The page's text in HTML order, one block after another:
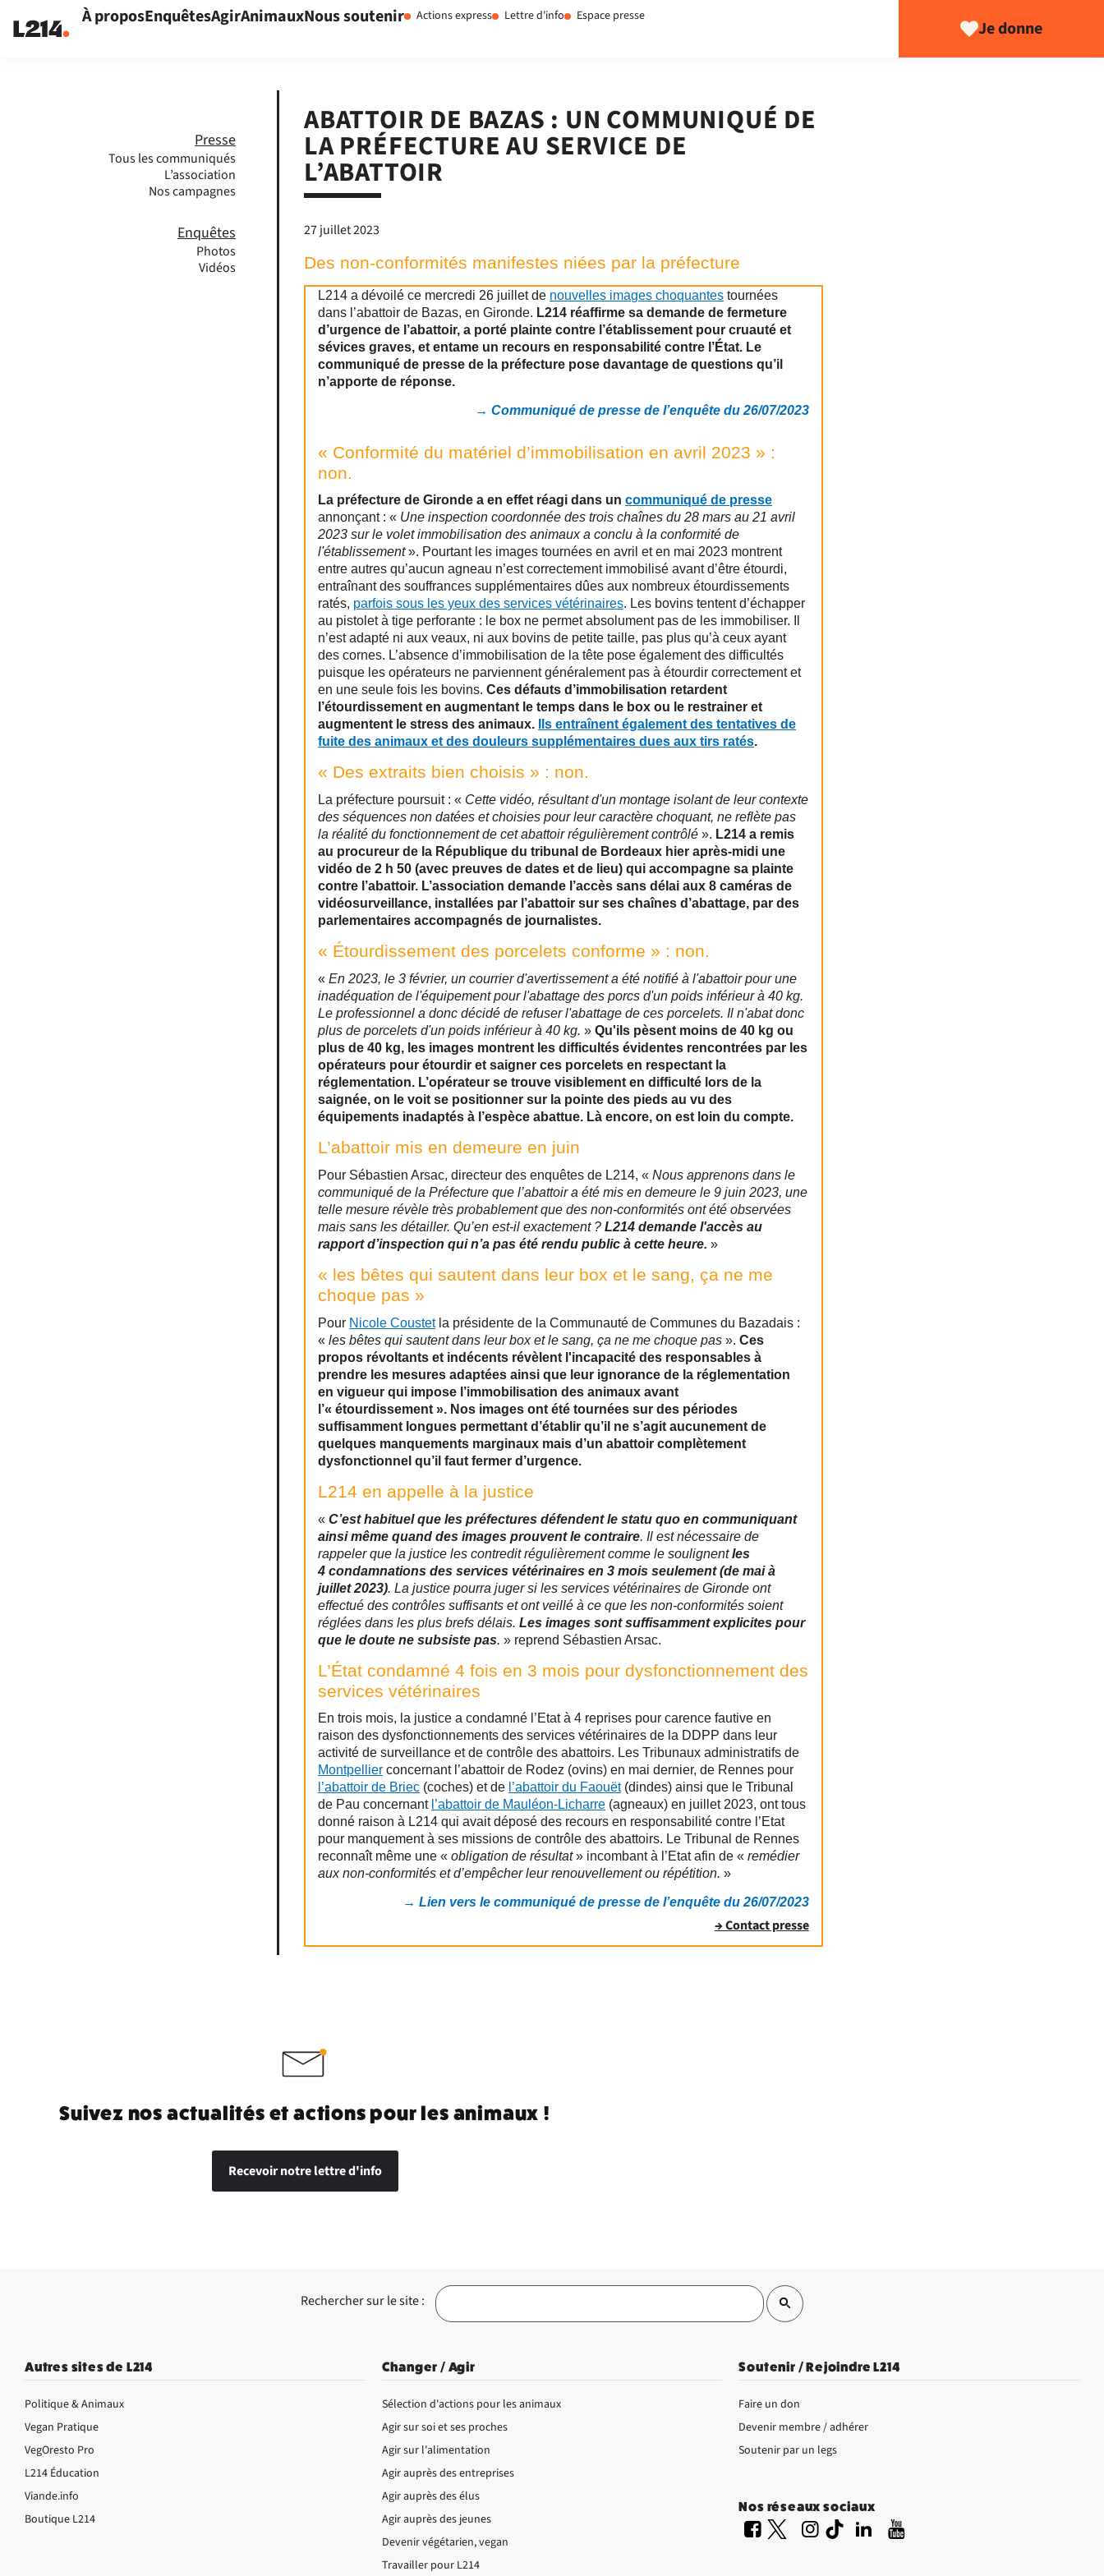
À proposEnquêtesAgirAnimauxNous soutenir Actions express Lettre d'info Espace presse
Je donne
Presse
Tous les communiqués
L’association
Nos campagnes
Enquêtes
Photos
Vidéos
ABATTOIR DE BAZAS : UN COMMUNIQUÉ DE
LA PRÉFECTURE AU SERVICE DE
L’ABATTOIR
27 juillet 2023
Des non-conformités manifestes niées par la préfecture
L214 a dévoilé ce mercredi 26 juillet de nouvelles images choquantes tournées
dans l’abattoir de Bazas, en Gironde. L214 réaffirme sa demande de fermeture
d’urgence de l’abattoir, a porté plainte contre l’établissement pour cruauté et
sévices graves, et entame un recours en responsabilité contre l’État. Le
communiqué de presse de la préfecture pose davantage de questions qu’il
n’apporte de réponse.
→ Communiqué de presse de l’enquête du 26/07/2023
« Conformité du matériel d’immobilisation en avril 2023 » :
non.
La préfecture de Gironde a en effet réagi dans uncommuniqué de presse
annonçant : « Une inspection coordonnée des trois chaînes du 28 mars au 21 avril
2023 sur le volet immobilisation des animaux a conclu à la conformité de
l'établissement». Pourtant les images tournées en avril et en mai 2023 montrent
entre autres qu’aucun agneau n’est correctement immobilisé avant d’être étourdi,
entraînant des souffrances supplémentaires dûes aux nombreux étourdissements
ratés, parfois sous les yeux des services vétérinaires. Les bovins tentent d’échapper
au pistolet à tige perforante : le box ne permet absolument pas de les immobiliser. Il
n’est adapté ni aux veaux, ni aux bovins de petite taille, pas plus qu’à ceux ayant
des cornes. L’absence d’immobilisation de la tête pose également des difficultés
puisque les opérateurs ne parviennent généralement pas à étourdir correctement et
en une seule fois les bovins.Ces défauts d’immobilisation retardent
l’étourdissement en augmentant le temps dans le box ou le restrainer et
augmentent le stress des animaux.
Ils entraînent également des tentatives de
fuite des animaux et des douleurs supplémentaires dues aux tirs ratés.
« Des extraits bien choisis » : non.
La préfecture poursuit : « Cette vidéo, résultant d'un montage isolant de leur contexte
des séquences non datées et choisies pour leur caractère choquant, ne reflète pas
la réalité du fonctionnement de cet abattoir régulièrement contrôlé ». L214 a remis
au procureur de la République du tribunal de Bordeaux hier après-midi une
vidéo de 2 h 50 (avec preuves de dates et de lieu) qui accompagne sa plainte
contre l’abattoir. L’association demande l’accès sans délai aux 8 caméras de
vidéosurveillance, installées par l’abattoir sur ses chaînes d’abattage, par des
parlementaires accompagnés de journalistes.
« Étourdissement des porcelets conforme » : non.
«En 2023, le 3 février, un courrier d'avertissement a été notifié à l'abattoir pour une
inadéquation de l'équipement pour l'abattage des porcs d'un poids inférieur à 40 kg.
Le professionnel a donc décidé de refuser l'abattage de ces porcelets. Il n'abat donc
plus de porcelets d'un poids inférieur à 40 kg.»Qu'ils pèsent moins de 40 kg ou
plus de 40 kg, les images montrent les difficultés évidentes rencontrées par les
opérateurs pour étourdir et saigner ces porcelets en respectant la
réglementation. L’opérateur se trouve visiblement en difficulté lors de la
saignée, on le voit se positionner sur la pointe des pieds au vu des
équipements inadaptés à l’espèce abattue. Là encore, on est loin du compte.
L’abattoir mis en demeure en juin
Pour Sébastien Arsac, directeur des enquêtes de L214, « Nous apprenons dans le
communiqué de la Préfecture que l’abattoir a été mis en demeure le 9 juin 2023, une
telle mesure révèle très probablement que des non-conformités ont été observées
mais sans les détailler. Qu’en est-il exactement ?L214 demande l'accès au
rapport d’inspection qui n’a pas été rendu public à cette heure. »
« les bêtes qui sautent dans leur box et le sang, ça ne me
choque pas »
Pour Nicole Coustetla présidente de la Communauté de Communes du Bazadais :
«les bêtes qui sautent dans leur box et le sang, ça ne me choque pas».Ces
propos révoltants et indécents révèlent l'incapacité des responsables à
prendre les mesures adaptées ainsi que leur ignorance de la réglementation
en vigueur qui impose l’immobilisation des animaux avant
l’« étourdissement ». Nos images ont été tournées sur des périodes
suffisamment longues permettant d’établir qu’il ne s’agit aucunement de
quelques manquements marginaux mais d’un abattoir complètement
dysfonctionnel qu’il faut fermer d’urgence.
L214 en appelle à la justice
«C’est habituel que les préfectures défendent le statu quo en communiquant
ainsi même quand des images prouvent le contraire. Il est nécessaire de
rappeler que la justice les contredit régulièrement comme le soulignentles
4 condamnations des services vétérinaires en 3 mois seulement (de mai à
juillet 2023). La justice pourra juger si les services vétérinaires de Gironde ont
effectué des contrôles suffisants et ont veillé à ce que les non-conformités soient
réglées dans les plus brefs délais.Les images sont suffisamment explicites pour
que le doute ne subsiste pas.» reprend Sébastien Arsac.
L’État condamné 4 fois en 3 mois pour dysfonctionnement des
services vétérinaires
En trois mois, la justice a condamné l’Etat à 4 reprises pour carence fautive en
raison des dysfonctionnements des services vétérinaires de la DDPP dans leur
activité de surveillance et de contrôle des abattoirs. Les Tribunaux administratifs de
Montpellier concernant l’abattoir de Rodez (ovins) en mai dernier, de Rennes pour
l’abattoir de Briec (coches) et de l’abattoir du Faouët(dindes) ainsi que le Tribunal
de Pau concernant l’abattoir de Mauléon-Licharre (agneaux) en juillet 2023, ont tous
donné raison à L214 qui avait déposé des recours en responsabilité contre l’Etat
pour manquement à ses missions de contrôle des abattoirs. Le Tribunal de Rennes
reconnaît même une «obligation de résultat» incombant à l’Etat afin de «remédier
aux non-conformités et d’empêcher leur renouvellement ou répétition. »
→ Lien vers le communiqué de presse de l’enquête du 26/07/2023
→ Contact presse
Suivez nos actualités et actions pour les animaux !
Recevoir notre lettre d'info
Rechercher sur le site :
Autres sites de L214
Politique & Animaux
Vegan Pratique
VegOresto Pro
L214 Éducation
Viande.info
Boutique L214
Changer / Agir
Sélection d'actions pour les animaux
Agir sur soi et ses proches
Agir sur l'alimentation
Agir auprès des entreprises
Agir auprès des élus
Agir auprès des jeunes
Devenir végétarien, vegan
Travailler pour L214
Soutenir / Rejoindre L214
Faire un don
Devenir membre / adhérer
Soutenir par un legs
Nos réseaux sociaux